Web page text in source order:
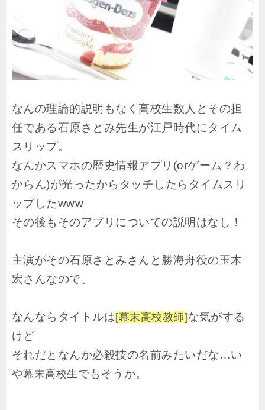
なんの理論的説明もなく高校生数人とその担
任である石原さとみ先生が江戸時代にタイム
スリップ。
なんかスマホの歴史情報アプリ(orゲーム？わ
からん)が光ったからタッチしたらタイムスリ
ップしたwww
その後もそのアプリについての説明はなし！
主演がその石原さとみさんと勝海舟役の玉木
宏さんなので、
なんならタイトルは[幕末高校教師]な気がする
けど
それだとなんか必殺技の名前みたいだな…い
や幕末高校生 でもそうか。